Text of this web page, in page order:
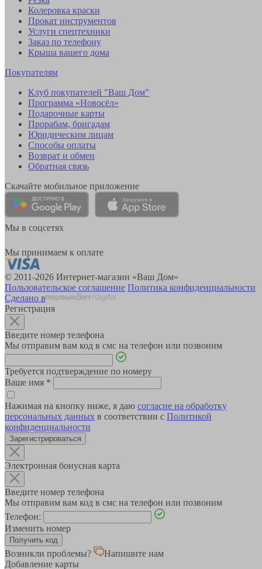
Колеровка краски
Прокат инструментов
Услуги спецтехники
Заказ по телефону
Крыша вашего дома
Покупателям
Клуб покупателей "Ваш Дом"
Программа «Новосёл»
Подарочные карты
Прорабам, бригадам
Юридическим лицам
Способы оплаты
Возврат и обмен
Обратная связь
Скачайте мобильное приложение
Мы в соцсетях
Мы принимаем к оплате
© 2011-2026 Интернет-магазин «Ваш Дом»
Пользовательское соглашение Политика конфиденциальности
Сделано в
Регистрация
Введите номер телефона
Мы отправим вам код в смс на телефон или позвоним
Требуется подтверждение по номеру
Ваше имя *
Нажимая на кнопку ниже, я даю согласие на обработку
персональных данных в соответствии с Политикой
конфиденциальности
Зарегистрироваться
Электронная бонусная карта
Введите номер телефона
Мы отправим вам код в смс на телефон или позвоним
Телефон:
Изменить номер
Возникли проблемы?
Напишите нам
Добавление карты